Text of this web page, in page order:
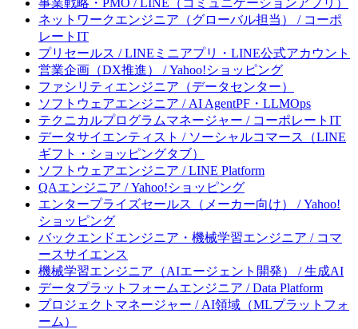
ネットワークエンジニア（グローバル担当） / コーポ
レートIT
プリセールス / LINEミニアプリ・LINE公式アカウント
営業企画（DX推進） / Yahoo!ショッピング
ファシリティエンジニア（データセンター）
ソフトウェアエンジニア / AI AgentPF・LLMOps
テクニカルプログラムマネージャー / コーポレートIT
データサイエンティスト / ソーシャルコマース（LINE
ギフト・ショッピングタブ）
ソフトウェアエンジニア / LINE Platform
QAエンジニア / Yahoo!ショッピング
エンタープライズセールス（メーカー向け） / Yahoo!
ショッピング
バックエンドエンジニア・機械学習エンジニア / コマ
ースサイエンス
機械学習エンジニア（AIエージェント開発） / 生成AI
データプラットフォームエンジニア / Data Platform
プロジェクトマネージャー / AI領域（MLプラットフォ
ーム）